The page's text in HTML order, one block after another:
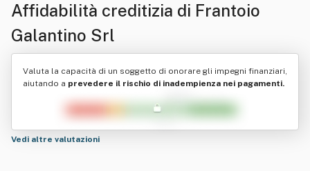
Affidabilità creditizia di Frantoio
Galantino Srl
Valuta la capacità di un soggetto di onorare gli impegni finanziari,
aiutando a prevedere il rischio di inadempienza nei pagamenti.
Vedi altre valutazioni